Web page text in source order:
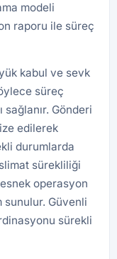
modeli
raporu ile süreç
kabul ve sevk
süreç
sağlanır. Gönderi
edilerek
durumlarda
sürekliliği
operasyon
sunulur. Güvenli
sürekli